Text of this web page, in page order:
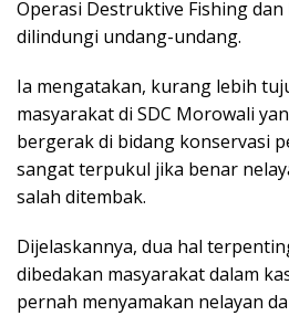
Operasi Destruktive Fishing
dilindungi undang-undang.
Ia mengatakan, kurang lebih
masyarakat di SDC Morowali
bergerak di bidang konservasi
sangat terpukul jika benar
salah ditembak.
Dijelaskannya, dua hal
dibedakan masyarakat dalam
pernah menyamakan nelayan